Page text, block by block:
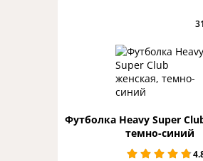
Футболка Heavy Super
темно-синий